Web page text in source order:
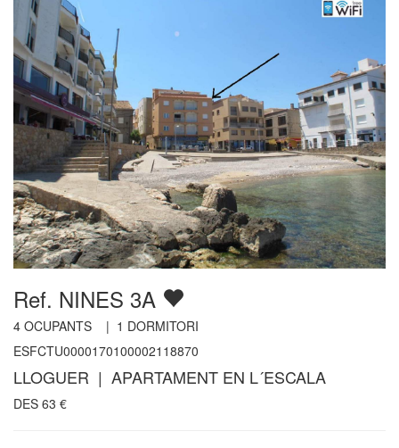
Ref. NINES 3A
4 OCUPANTS | 1 DORMITORI
ESFCTU0000170100002118870
LLOGUER | APARTAMENT EN L´ESCALA
DES 63 €